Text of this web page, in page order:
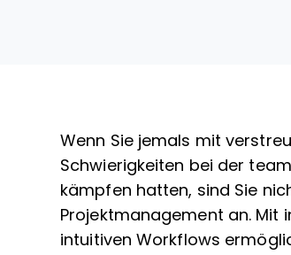
Wenn Sie jemals mit
Schwierigkeiten bei der
kämpfen hatten, sind Sie
Projektmanagement an. Mit
intuitiven Workflows